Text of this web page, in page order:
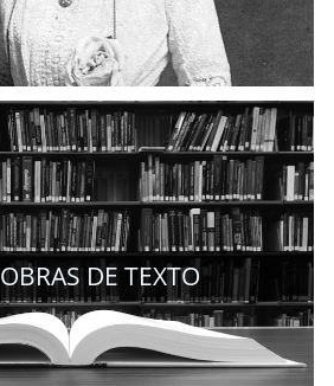
OBRAS DE TEXTO